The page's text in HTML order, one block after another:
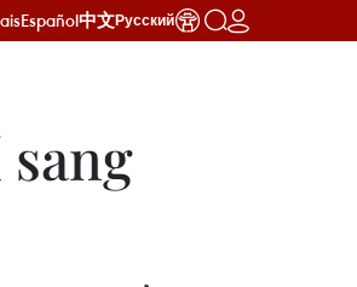
Español中文Русский